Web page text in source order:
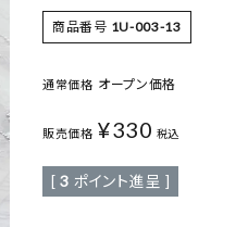
商品番号 1U-003-13
通常価格 オープン価格
販売価格 ¥330 税込
[ 3 ポイント進呈 ]